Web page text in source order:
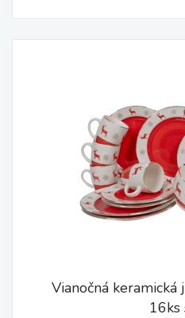
Vianočná keramická
16ks